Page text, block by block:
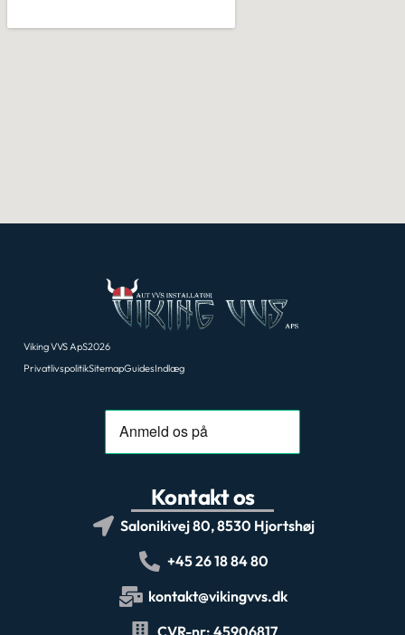
Viking VVS ApS2026
PrivatlivspolitikSitemapGuidesIndlæg
Kontakt os
Salonikivej 80, 8530 Hjortshøj
+45 26 18 84 80
kontakt@vikingvvs.dk
CVR-nr: 45906817